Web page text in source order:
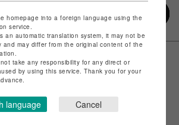
homepage into a foreign language using the
service.
an automatic translation system, it may not be
and may differ from the original content of the
take any responsibility for any direct or
by using this service. Thank you for your
language Cancel